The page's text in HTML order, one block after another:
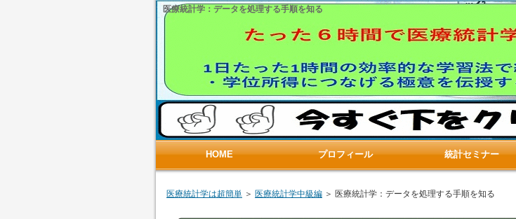
医療統計学：データを処理する手順を知る
医療統計学は超簡単 ＞ 医療統計学中級編 ＞ 医療統計学：データを処理する手順を知る
HOME プロフィール 統計セミナー